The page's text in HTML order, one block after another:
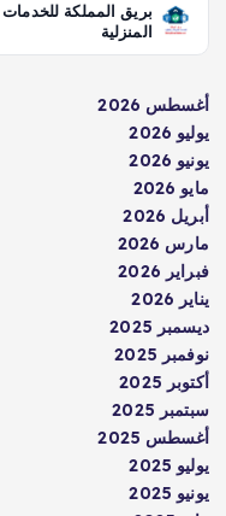
بريق المملكة للخدمات
المنزلية
أغسطس 2026
يوليو 2026
يونيو 2026
مايو 2026
أبريل 2026
مارس 2026
فبراير 2026
يناير 2026
ديسمبر 2025
نوفمبر 2025
أكتوبر 2025
سبتمبر 2025
أغسطس 2025
يوليو 2025
يونيو 2025